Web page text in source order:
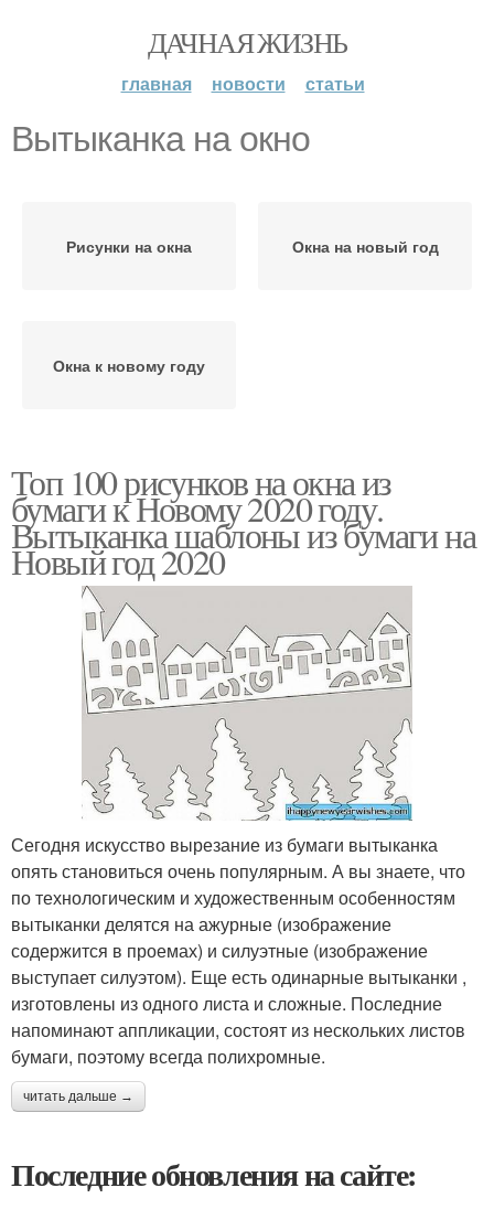
ДАЧНАЯ ЖИЗНЬ
главная новости статьи
Вытыканка на окно
Рисунки на окна Окна на новый год
Окна к новому году
Топ 100 рисунков на окна из
бумаги к Новому 2020 году.
Вытыканка шаблоны из бумаги на
Новый год 2020
Сегодня искусство вырезание из бумаги вытыканка
опять становиться очень популярным. А вы знаете, что
по технологическим и художественным особенностям
вытыканки делятся на ажурные (изображение
содержится в проемах) и силуэтные (изображение
выступает силуэтом). Еще есть одинарные вытыканки ,
изготовлены из одного листа и сложные. Последние
напоминают аппликации, состоят из нескольких листов
бумаги, поэтому всегда полихромные.
читать дальше →
Последние обновления на сайте: